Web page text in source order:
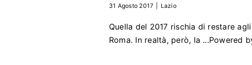
31 Agosto 2017 Lazio
Quella del 2017 rischia di restare
Roma. In realtà, però, la ...Powered